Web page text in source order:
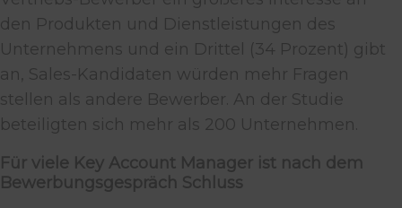
den Produkten und Dienstleistungen des
Unternehmens und ein Drittel (34 Prozent) gibt
an, Sales-Kandidaten würden mehr Fragen
stellen als andere Bewerber. An der Studie
beteiligten sich mehr als 200 Unternehmen.
Für viele Key Account Manager ist nach dem
Bewerbungsgespräch Schluss